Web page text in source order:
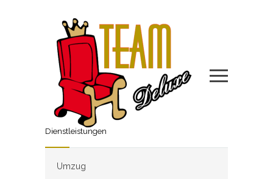
Dienstleistungen
Umzug